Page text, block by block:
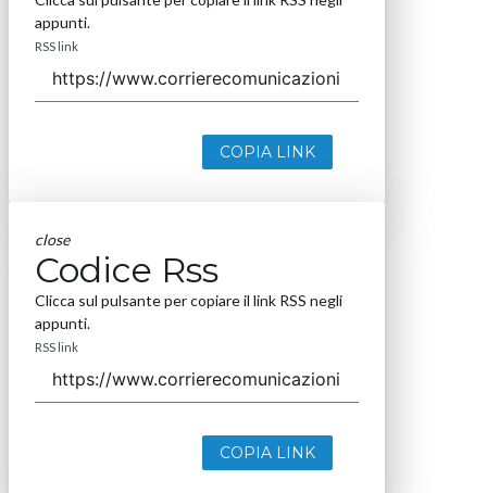
appunti.
RSS link
COPIA LINK
close
Codice Rss
Clicca sul pulsante per copiare il link RSS negli
appunti.
RSS link
COPIA LINK